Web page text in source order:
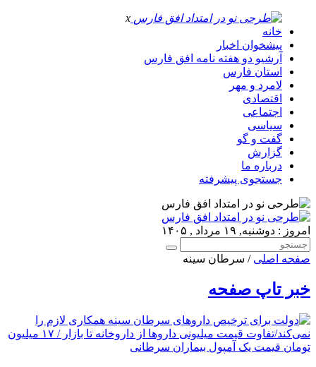
x
خانه
پیشخوان اخبار
آرشیو دو هفته نامه افق فارس
استان فارس
لامرد و مهر
اقتصادی
اجتماعی
سیاسی
گفت و گو
گزارش
درباره ما
جستجوی پیشرفته
امروز : دوشنبه, ۱۹ مرداد , ۱۴۰۵
صفحه اصلی / سرطان سینه
خبر تاپ صفحه